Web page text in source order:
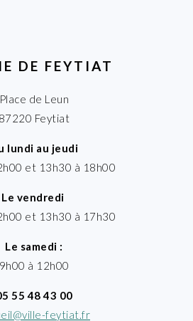
DE FEYTIAT
Place de Leun
87220 Feytiat
lundi au jeudi
et 13h30 à 18h00
Le vendredi
et 13h30 à 17h30
Le samedi :
9h00 à 12h00
55 48 43 00
feytiat.fr